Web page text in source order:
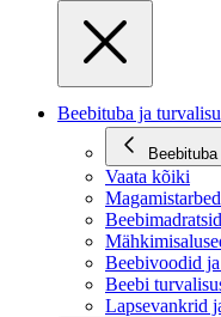
Beebituba ja
Vaata kõiki
Beebimadratsid
Beebivoodid
Beebi
Lapsevankrid